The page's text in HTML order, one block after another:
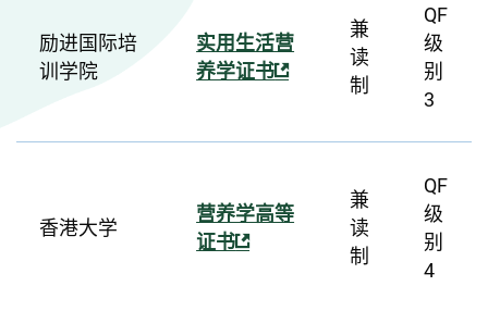
励进国际培
训学院
实用生活营
养学证书
兼
读
制
QF
级
别
3
香港大学
营养学高等
证书
兼
读
制
QF
级
别
4